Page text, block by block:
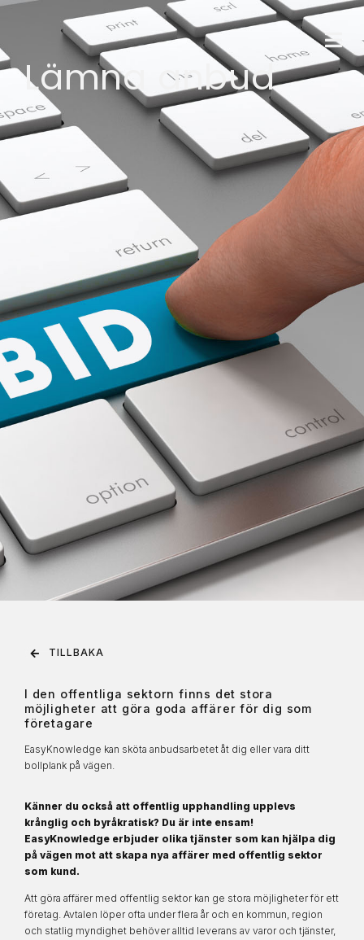
Lämna anbud
TILLBAKA
I den offentliga sektorn finns det stora
möjligheter att göra goda affärer för dig som
företagare
EasyKnowledge kan sköta anbudsarbetet åt dig eller vara ditt
bollplank på vägen.
Känner du också att offentlig upphandling upplevs
krånglig och byråkratisk? Du är inte ensam!
EasyKnowledge erbjuder olika tjänster som kan hjälpa dig
på vägen mot att skapa nya affärer med offentlig sektor
som kund.
Att göra affärer med offentlig sektor kan ge stora möjligheter för ett
företag. Avtalen löper ofta under flera år och en kommun, region
och statlig myndighet behöver alltid leverans av varor och tjänster,